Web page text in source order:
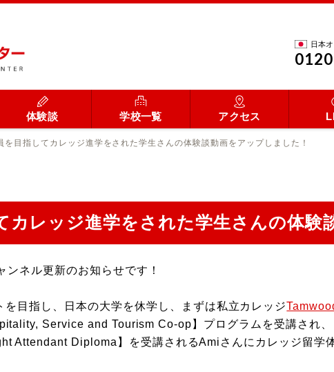
日本
体験談 学校一覧 アクセス
を目指してカレッジ進学をされた学生さんの体験談動画をアップしました！
カレッジ進学をされた学生さんの体験
ネル更新のお知らせです！
目指し、日本の大学を休学し、まずは私立カレッジ
Service and Tourism Co-op】プログラムを受講され、
Attendant Diploma】を受講されるAmiさんにカレッジ留学